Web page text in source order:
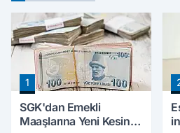
1
SGK'dan Emekli
Maaşlarına Yeni Kesinti